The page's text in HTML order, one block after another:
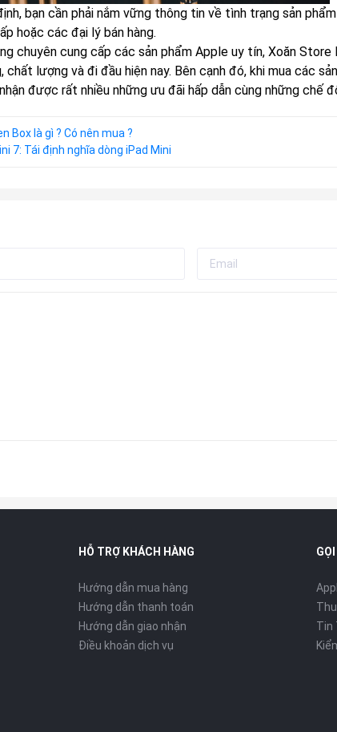
bạn cần phải nắm vững thông tin về tình trạng sản
hoặc các đại lý bán hàng.
chuyên cung cấp các sản phẩm Apple uy tín, Xoăn Store
chất lượng và đi đầu hiện nay. Bên cạnh đó, khi mua các
được rất nhiều những ưu đãi hấp dẫn cùng những chế
Box là gì ? Có nên mua ?
7: Tái định nghĩa dòng iPad Mini
HỖ TRỢ KHÁCH HÀNG
Hướng dẫn mua hàng
Hướng dẫn thanh toán
Hướng dẫn giao nhận
Điều khoản dịch vụ
Tin